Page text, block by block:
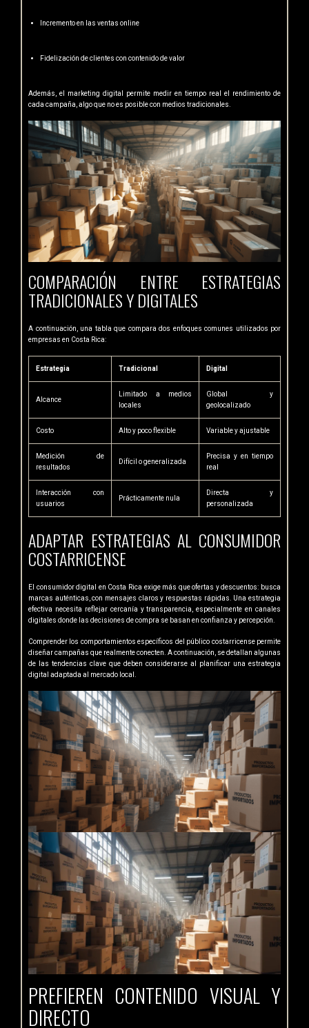
Incremento en las ventas online
Fidelización de clientes con contenido de valor
Además, el marketing digital permite medir en tiempo real el rendimiento de
cada campaña, algo que no es posible con medios tradicionales.
COMPARACIÓN ENTRE ESTRATEGIAS
TRADICIONALES Y DIGITALES
A continuación, una tabla que compara dos enfoques comunes utilizados por
empresas en Costa Rica:
Estrategia Tradicional Digital
Alcance
Limitado a medios
locales
Global y
geolocalizado
Costo Alto y poco flexible Variable y ajustable
Medición de
resultados
Difícil o generalizada
Precisa y en tiempo
real
Interacción con
usuarios
Prácticamente nula
Directa y
personalizada
ADAPTAR ESTRATEGIAS AL CONSUMIDOR
COSTARRICENSE
El consumidor digital en Costa Rica exige más que ofertas y descuentos: busca
marcas auténticas, con mensajes claros y respuestas rápidas. Una estrategia
efectiva necesita reflejar cercanía y transparencia, especialmente en canales
digitales donde las decisiones de compra se basan en confianza y percepción.
Comprender los comportamientos específicos del público costarricense permite
diseñar campañas que realmente conecten. A continuación, se detallan algunas
de las tendencias clave que deben considerarse al planificar una estrategia
digital adaptada al mercado local.
PREFIEREN CONTENIDO VISUAL Y
DIRECTO